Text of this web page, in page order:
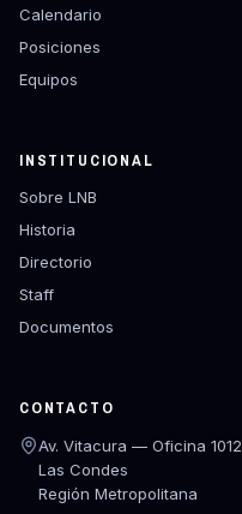
Calendario
Posiciones
Equipos
INSTITUCIONAL
Sobre LNB
Historia
Directorio
Staff
Documentos
CONTACTO
Av. Vitacura — Oficina 1012
Las Condes
Región Metropolitana